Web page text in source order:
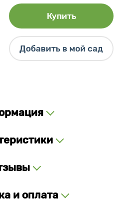
Купить
Добавить в мой сад
и оплата